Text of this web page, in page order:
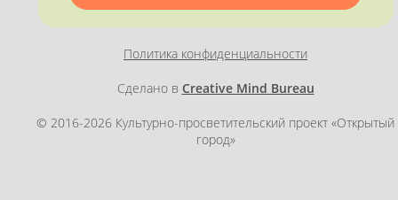
Политика конфиденциальности
Сделано в Creative Mind Bureau
© 2016-2026 Культурно-просветительский проект «Открытый
город»